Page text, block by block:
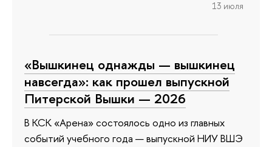
13 июля
«Вышкинец однажды — вышкинец
навсегда»: как прошел выпускной
Питерской Вышки — 2026
В КСК «Арена» состоялось одно из главных
событий учебного года — выпускной НИУ ВШЭ